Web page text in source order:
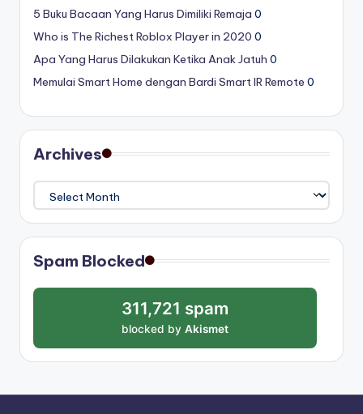
5 Buku Bacaan Yang Harus Dimiliki Remaja 0
Who is The Richest Roblox Player in 2020 0
Apa Yang Harus Dilakukan Ketika Anak Jatuh 0
Memulai Smart Home dengan Bardi Smart IR Remote 0
Archives
Spam Blocked
311,721 spam
blocked by Akismet